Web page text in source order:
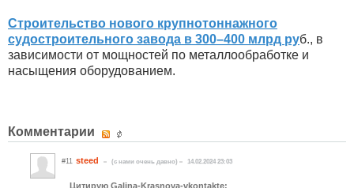
Строительство нового крупнотоннажного
судостроительного завода в 300–400 млрд руб., в
зависимости от мощностей по металлообработке и
насыщения оборудованием.
Комментарии
#11 steed (c нами очень давно) 14.02.2024 23:03
Цитирую Galina-Krasnova-vkontakte: